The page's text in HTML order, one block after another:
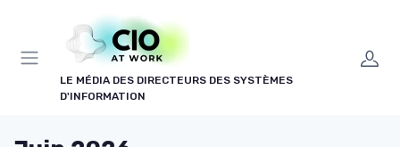
LE MÉDIA DES DIRECTEURS DES SYSTÈMES
D'INFORMATION